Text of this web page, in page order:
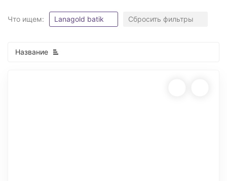
Что ищем: Lanagold batik Сбросить фильтры
Название